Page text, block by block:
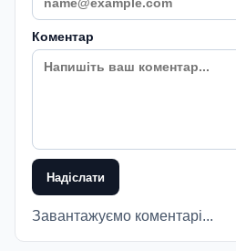
Коментар
Надіслати
Завантажуємо коментарі...